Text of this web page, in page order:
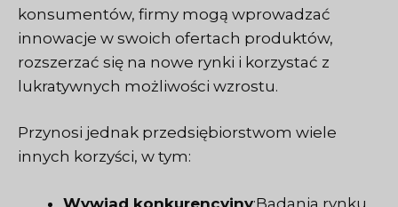
konsumentów, firmy mogą wprowadzać
innowacje w swoich ofertach produktów,
rozszerzać się na nowe rynki i korzystać z
lukratywnych możliwości wzrostu.
Przynosi jednak przedsiębiorstwom wiele
innych korzyści, w tym:
Wywiad konkurencyjny:Badania rynku